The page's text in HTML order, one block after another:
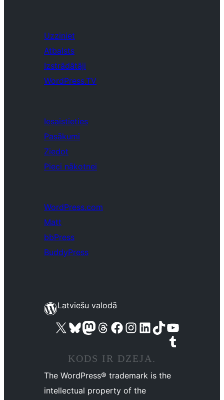
Uzziniet
Atbalsts
Izstrādātāji
WordPress.TV
Iesaistieties
Pasākumi
Ziedot
Pieci nākotnei
WordPress.com
Matt
bbPress
BuddyPress
Latviešu valodā
Apmeklējiet mūsu X (agrāk Twitter) kontu
Apmeklējiet mūsu Bluesky kontu
Apmeklējiet mūsu Mastodon kontuApmeklējiet mūsu Threads kontu
Apmeklējiet mūsu Facebook lapuApmeklējiet mūsu Instagram kontuApmeklējiet mūsu LinkedIn kontu
Apmeklējiet mūsu TikTok kontuApmeklējiet mūsu YouTube kanālu
Apmeklējiet mūsu Tumblr kontu
KODS IR DZEJA.
The WordPress® trademark is the
intellectual property of the